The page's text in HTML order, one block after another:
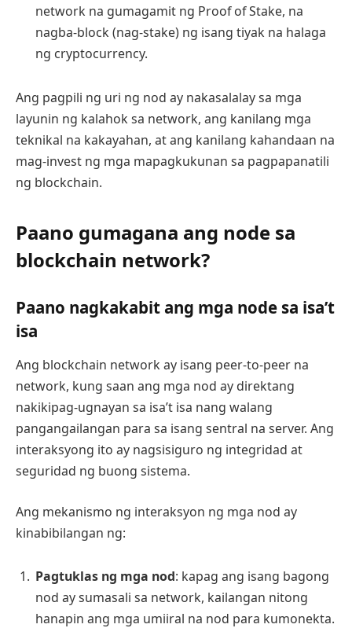
network na gumagamit ng Proof of Stake, na
nagba-block (nag-stake) ng isang tiyak na halaga
ng cryptocurrency.
Ang pagpili ng uri ng nod ay nakasalalay sa mga
layunin ng kalahok sa network, ang kanilang mga
teknikal na kakayahan, at ang kanilang kahandaan na
mag-invest ng mga mapagkukunan sa pagpapanatili
ng blockchain.
Paano gumagana ang node sa
blockchain network?
Paano nagkakabit ang mga node sa isa’t
isa
Ang blockchain network ay isang peer-to-peer na
network, kung saan ang mga nod ay direktang
nakikipag-ugnayan sa isa’t isa nang walang
pangangailangan para sa isang sentral na server. Ang
interaksyong ito ay nagsisiguro ng integridad at
seguridad ng buong sistema.
Ang mekanismo ng interaksyon ng mga nod ay
kinabibilangan ng:
Pagtuklas ng mga nod: kapag ang isang bagong
nod ay sumasali sa network, kailangan nitong
hanapin ang mga umiiral na nod para kumonekta.